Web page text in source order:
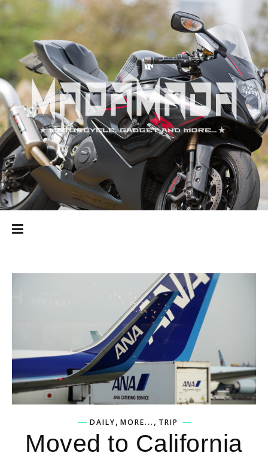
DAILY, MORE... , TRIP
Moved to California